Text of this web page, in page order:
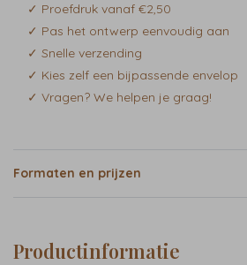
✓ Proefdruk vanaf €2,50
✓ Pas het ontwerp eenvoudig aan
✓ Snelle verzending
✓ Kies zelf een bijpassende envelop
✓ Vragen? We helpen je graag!
Formaten en prijzen
Productinformatie